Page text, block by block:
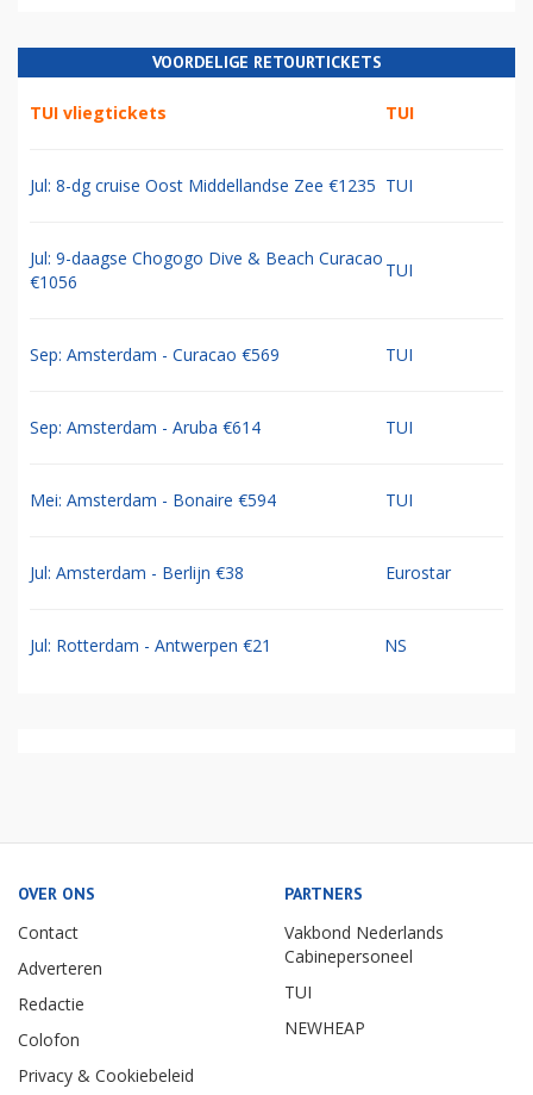
VOORDELIGE RETOURTICKETS
TUI vliegtickets TUI
Jul: 8-dg cruise Oost Middellandse Zee €1235 TUI
Jul: 9-daagse Chogogo Dive & Beach Curacao
€1056
TUI
Sep: Amsterdam - Curacao €569 TUI
Sep: Amsterdam - Aruba €614 TUI
Mei: Amsterdam - Bonaire €594 TUI
Jul: Amsterdam - Berlijn €38 Eurostar
Jul: Rotterdam - Antwerpen €21 NS
OVER ONS
Contact
Adverteren
Redactie
Colofon
Privacy & Cookiebeleid
PARTNERS
Vakbond Nederlands
Cabinepersoneel
TUI
NEWHEAP